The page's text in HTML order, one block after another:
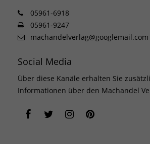
05961-6918
05961-9247
machandelverlag@googlemail.com
Social Media
Über diese Kanäle erhalten Sie
Informationen über den Machandel